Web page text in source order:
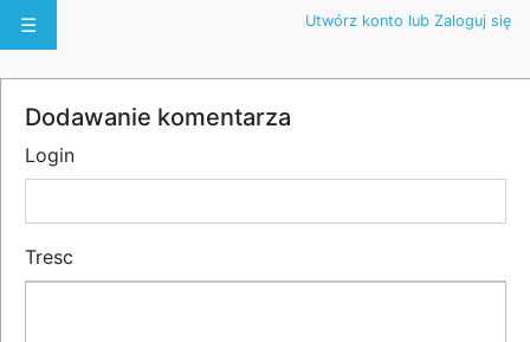
☰ Utwórz konto lub Zaloguj się
Dodawanie komentarza
Login
Tresc